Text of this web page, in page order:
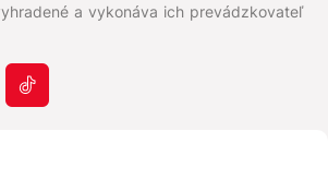
a vykonáva ich prevádzkovateľ